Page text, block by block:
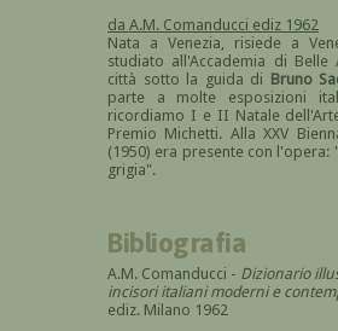
da A.M. Comanducci ediz 1962
Nata a Venezia, risiede a
studiato all'Accademia di Belle
città sotto la guida di Bruno
parte a molte esposizioni
ricordiamo I e II Natale
Premio Michetti. Alla XXV
(1950) era presente con l'opera:
grigia".
Bibliografia
A.M. Comanducci - Dizionario
incisori italiani moderni e
ediz. Milano 1962